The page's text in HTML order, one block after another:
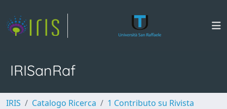
IRISanRaf
IRIS Catalogo Ricerca
1 Contributo su Rivista